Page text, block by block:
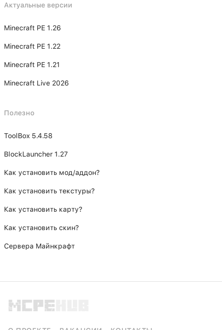
Актуальные версии
Minecraft PE 1.26
Minecraft PE 1.22
Minecraft PE 1.21
Minecraft Live 2026
Полезно
ToolBox 5.4.58
BlockLauncher 1.27
Как установить мод/аддон?
Как установить текстуры?
Как установить карту?
Как установить скин?
Сервера Майнкрафт